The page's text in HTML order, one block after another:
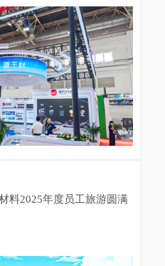
料2025年度员工旅游圆满